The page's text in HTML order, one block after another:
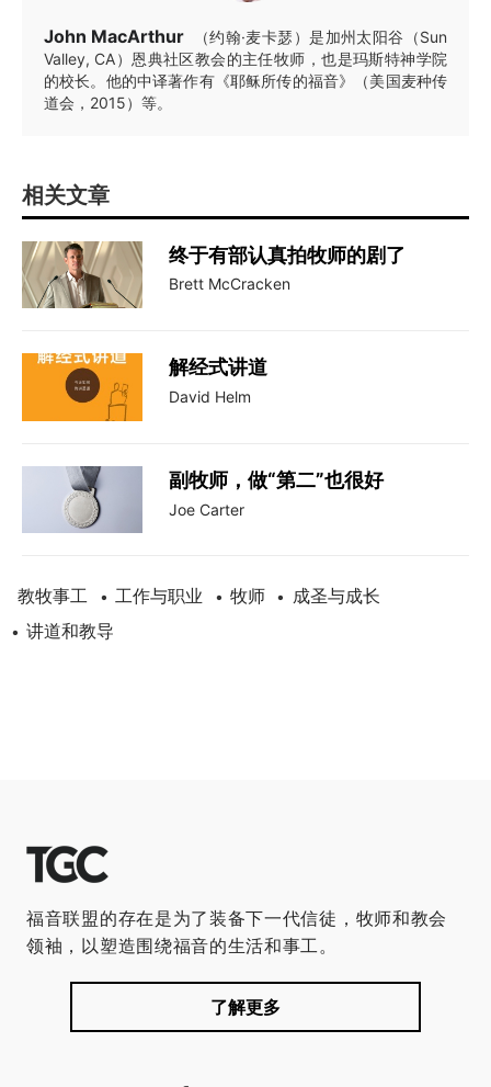
John MacArthur
（约翰·麦卡瑟）是加州太阳谷（Sun
Valley, CA）恩典社区教会的主任牧师，也是玛斯特神学院
的校长。他的中译著作有《耶稣所传的福音》（美国麦种传
道会，2015）等。
相关文章
终于有部认真拍牧师的剧了
Brett McCracken
解经式讲道
David Helm
副牧师，做“第二”也很好
Joe Carter
教牧事工 • 工作与职业 • 牧师 • 成圣与成长
• 讲道和教导
福音联盟的存在是为了装备下一代信徒，牧师和教会
领袖，以塑造围绕福音的生活和事工。
了解更多